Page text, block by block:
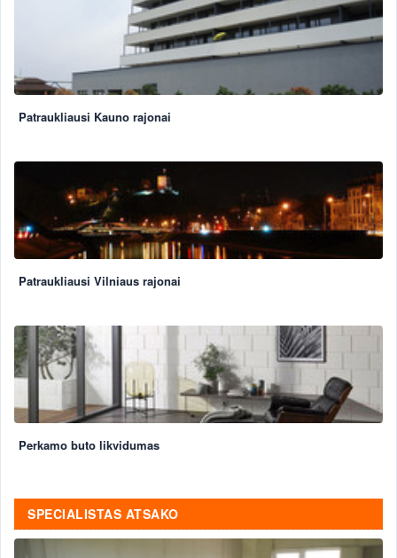
Patraukliausi Kauno rajonai
Patraukliausi Vilniaus rajonai
Perkamo buto likvidumas
SPECIALISTAS ATSAKO